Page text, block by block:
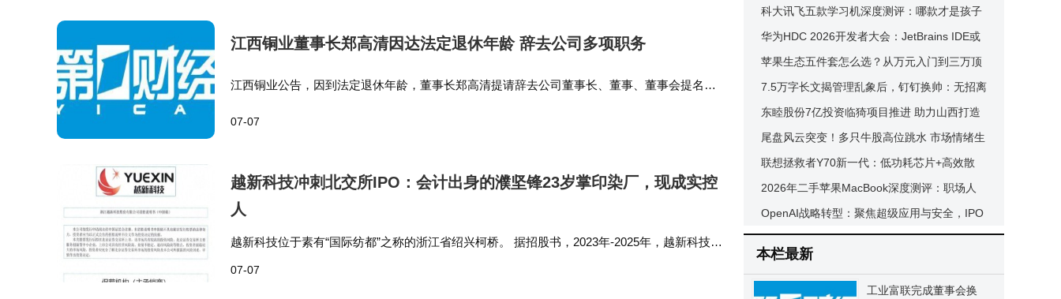
江西铜业董事长郑高清因达法定退休年龄 辞去公司多项职务
江西铜业公告，因到法定退休年龄，董事长郑高清提请辞去公司董事长、董事、董事会提名委
07-07
越新科技冲刺北交所IPO：会计出身的濮坚锋23岁掌印染厂，现成实控
人
越新科技位于素有“国际纺都”之称的浙江省绍兴柯桥。 据招股书，2023年-2025年，越新科技实
07-07
衔，暗光抓拍虚化防抖全拿捏
科大讯飞五款学习机深度测评：哪款才是孩子
成长路上的最佳学习搭子？
华为HDC 2026开发者大会：JetBrains IDE或
适配鸿蒙，纯血鸿蒙7.0将发布
苹果生态五件套怎么选？从万元入门到三万顶
配，学生党按需匹配不踩坑
7.5万字长文揭管理乱象后，钉钉换帅：无招离
任，92年技术极客陈宇森接棒
东睦股份7亿投资临猗项目推进 助力山西打造
全国最大粉末冶金基地
尾盘风云突变！多只牛股高位跳水 市场情绪生
变
联想拯救者Y70新一代：低功耗芯片+高效散
热，夏日游戏不烫手的性价比之选
2026年二手苹果MacBook深度测评：职场人
高性价比办公利器怎么选？
OpenAI战略转型：聚焦超级应用与安全，IPO
前夕如何平衡资本与使命？
本栏最新
工业富联完成董事会换